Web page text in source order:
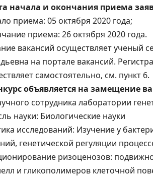
начала и окончания приема
приема: 05 октября 2020 года;
приема: 26 октября 2020 года.
вакансий осуществляет
на портале вакансий.
самостоятельно, см. пункт 6.
объявляется на замещение
сотрудника лаборатории
науки: Биологические науки
исследований: Изучение у
генетической регуляции
ризоценозов:
и гликополимеров клеточной